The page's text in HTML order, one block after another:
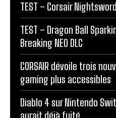
TEST – Corsair
TEST – Dragon Ball
Breaking NEO DLC
CORSAIR dévoile trois
gaming plus accessibles
Diablo 4 sur Nintendo